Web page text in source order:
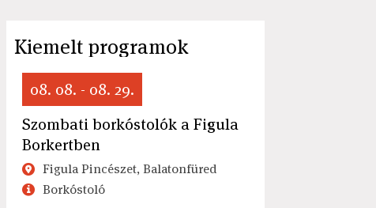
Kiemelt programok
08. 08. - 08. 29.
Szombati borkóstolók a Figula
Borkertben
Figula Pincészet, Balatonfüred
Borkóstoló